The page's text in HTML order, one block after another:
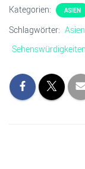
Kategorien: ASIEN
Schlagwörter: Asien
Sehenswürdigkeiten